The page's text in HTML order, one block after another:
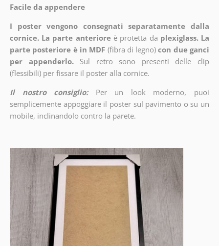
Facile da appendere
I poster vengono consegnati separatamente dalla
cornice. La parte anteriore è protetta da plexiglass. La
parte posteriore è in MDF (fibra di legno) con due ganci
per appenderlo.
Sul retro sono presenti delle clip
(flessibili) per fissare il poster alla cornice.
Il nostro consiglio:
Per un look moderno, puoi
semplicemente appoggiare il poster sul pavimento o su un
mobile, inclinandolo contro la parete.